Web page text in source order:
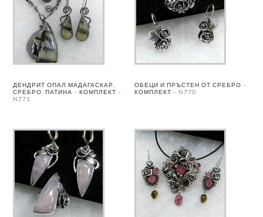
ДЕНДРИТ ОПАЛ МАДАГАСКАР,
СРЕБРО, ПАТИНА – КОМПЛЕКТ –
N771
ОБЕЦИ И ПРЪСТЕН ОТ СРЕБРО –
КОМПЛЕКТ – N770